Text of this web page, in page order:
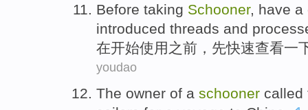
Before taking Schooner, have a
introduced threads and
在开始使用 之前 ， 先快速查看一
youdao
The owner of a schooner called